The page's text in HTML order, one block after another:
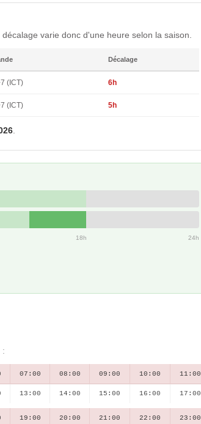
varie donc d'une heure selon la saison.
Décalage
(ICT) 6h
(ICT) 5h
18h 24h
:
07:00 08:00 09:00 10:00 11:00
13:00 14:00 15:00 16:00 17:00
19:00 20:00 21:00 22:00 23:00